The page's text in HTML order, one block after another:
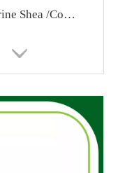
Margarine Shea /Cocoa /Máquina de embalaje de mantequilla de maní